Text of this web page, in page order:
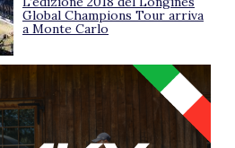
Global Champions Tour arriva
a Monte Carlo